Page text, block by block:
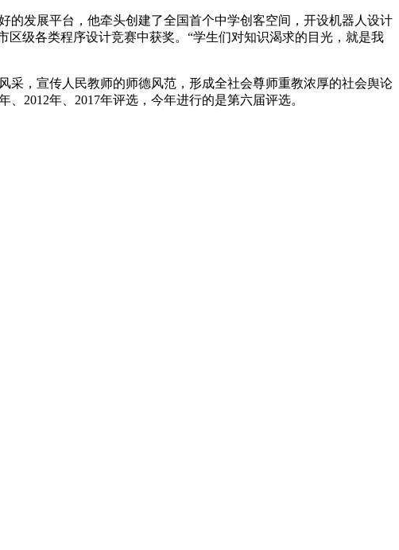
发展平台，他牵头创建了全国首个中学创客空间，开设机器人设计
级各类程序设计竞赛中获奖。“学生们对知识渴求的目光，就是我
采，宣传人民教师的师德风范，形成全社会尊师重教浓厚的社会舆论
2012年、2017年评选，今年进行的是第六届评选。